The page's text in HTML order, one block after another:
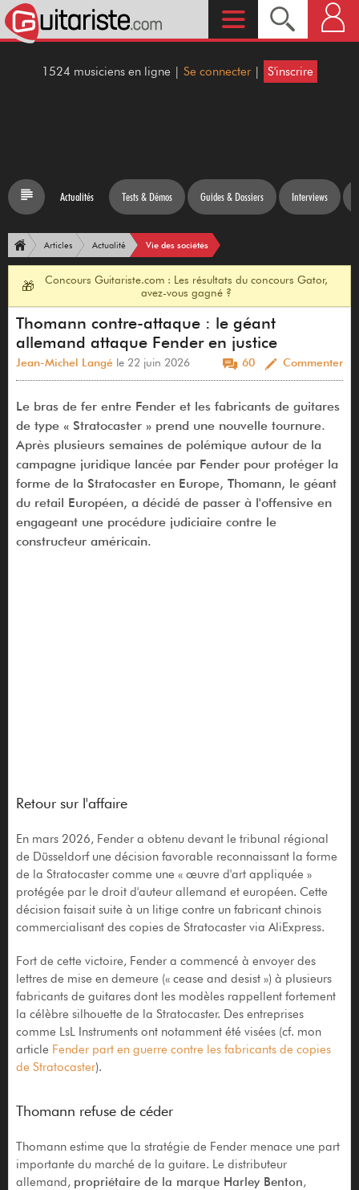
1524 musiciens en ligne | Se connecter | S'inscrire
Actualités Tests & Démos Guides & Dossiers Interviews
Articles Actualité Vie des sociétés
🎁
Concours Guitariste.com : Les résultats du concours Gator,
avez-vous gagné ?
Thomann contre-attaque : le géant
allemand attaque Fender en justice
Jean-Michel Langéle 22 juin 2026 60 Commenter
Le bras de fer entre Fender et les fabricants de guitares
de type « Stratocaster » prend une nouvelle tournure.
Après plusieurs semaines de polémique autour de la
campagne juridique lancée par Fender pour protéger la
forme de la Stratocaster en Europe, Thomann, le géant
du retail Européen, a décidé de passer à l'offensive en
engageant une procédure judiciaire contre le
constructeur américain.
Retour sur l'affaire
En mars 2026, Fender a obtenu devant le tribunal régional
de Düsseldorf une décision favorable reconnaissant la forme
de la Stratocaster comme une « œuvre d'art appliquée »
protégée par le droit d'auteur allemand et européen. Cette
décision faisait suite à un litige contre un fabricant chinois
commercialisant des copies de Stratocaster via AliExpress.
Fort de cette victoire, Fender a commencé à envoyer des
lettres de mise en demeure (« cease and desist ») à plusieurs
fabricants de guitares dont les modèles rappellent fortement
la célèbre silhouette de la Stratocaster. Des entreprises
comme LsL Instruments ont notamment été visées (cf. mon
article Fender part en guerre contre les fabricants de copies
de Stratocaster).
Thomann refuse de céder
Thomann estime que la stratégie de Fender menace une part
importante du marché de la guitare. Le distributeur
allemand, propriétaire de la marque Harley Benton,